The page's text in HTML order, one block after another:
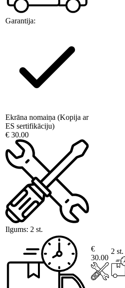
Garantija:
Ekrāna nomaiņa (Kopija ar
ES sertifikāciju)
€ 30.00
Ilgums: 2 st.
€
30.00
2 st.